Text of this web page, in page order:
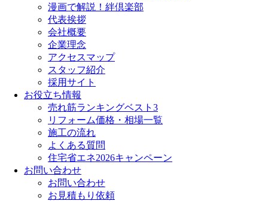
漫画で解説！絆倶楽部
代表挨拶
会社概要
企業理念
アクセスマップ
スタッフ紹介
採用サイト
お役立ち情報
売れ筋ランキングベスト3
リフォーム価格・相場一覧
施工の流れ
よくある質問
住宅省エネ2026キャンペーン
お問い合わせ
お問い合わせ
お見積もり依頼